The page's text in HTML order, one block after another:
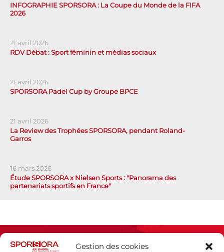
Gestion des cookies
INFOGRAPHIE SPORSORA : La Coupe du Monde de la FIFA
2026
21 avril 2026
RDV Débat : Sport féminin et médias sociaux
21 avril 2026
SPORSORA Padel Cup by Groupe BPCE
21 avril 2026
La Review des Trophées SPORSORA, pendant Roland-
Garros
16 mars 2026
Étude SPORSORA x Nielsen Sports : "Panorama des
partenariats sportifs en France"